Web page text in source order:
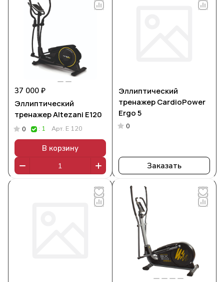
37 000 ₽
Эллиптический
тренажер Altezani Е120
0 : 1 Арт. E 120
В корзину
Эллиптический
тренажер CardioPower
Ergo 5
0
Заказать